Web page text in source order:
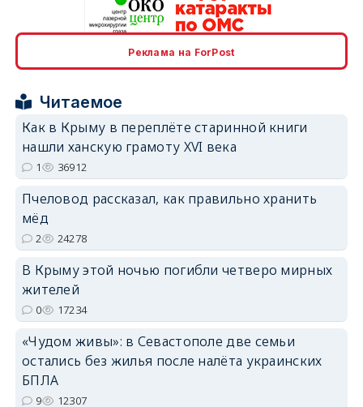
Реклама на ForPost
Читаемое
Как в Крыму в переплёте старинной книги
нашли ханскую грамоту XVI века
1 36912
Пчеловод рассказал, как правильно хранить
мёд
2 24278
В Крыму этой ночью погибли четверо мирных
жителей
0 17234
«Чудом живы»: в Севастополе две семьи
остались без жилья после налёта украинских
БПЛА
9 12307